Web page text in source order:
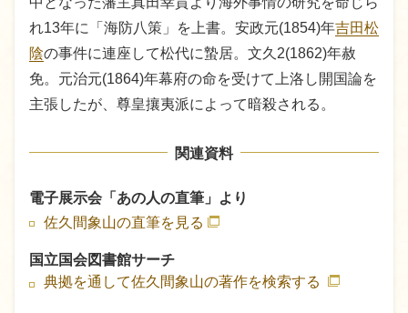
れ13年に「海防八策」を上書。安政元(1854)年吉田松
陰の事件に連座して松代に蟄居。文久2(1862)年赦
免。元治元(1864)年幕府の命を受けて上洛し開国論を
主張したが、尊皇攘夷派によって暗殺される。
関連資料
電子展示会「あの人の直筆」より
佐久間象山の直筆を見る
国立国会図書館サーチ
典拠を通して佐久間象山の著作を検索する